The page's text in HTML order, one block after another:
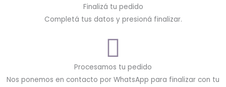
Finalizá tu pedido
Completá tus datos y presioná finalizar.
Procesamos tu pedido
Nos ponemos en contacto por WhatsApp para finalizar con tu